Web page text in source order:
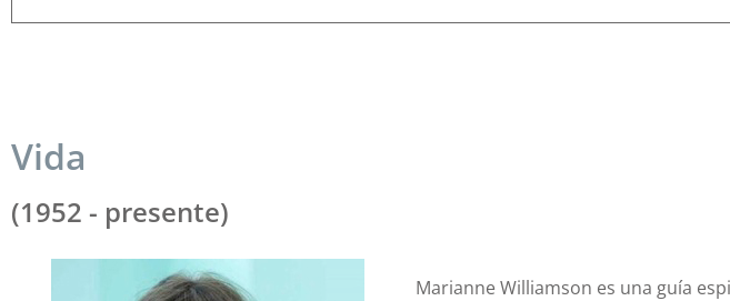
Vida
(1952 - presente)
Marianne Williamson es una guía